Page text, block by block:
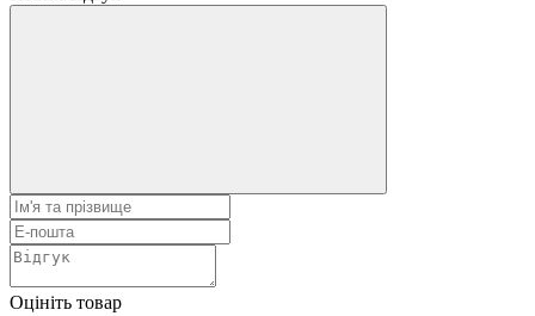
Оцініть товар